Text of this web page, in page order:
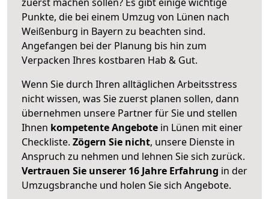
Punkte, die bei einem Umzug von Lünen nach
Weißenburg in Bayern zu beachten sind.
Angefangen bei der Planung bis hin zum
Verpacken Ihres kostbaren Hab & Gut.
Wenn Sie durch Ihren alltäglichen Arbeitsstress
nicht wissen, was Sie zuerst planen sollen, dann
übernehmen unsere Partner für Sie und stellen
Ihnen kompetente Angebote in Lünen mit einer
Checkliste. Zögern Sie nicht, unsere Dienste in
Anspruch zu nehmen und lehnen Sie sich zurück.
Vertrauen Sie unserer 16 Jahre Erfahrung in der
Umzugsbranche und holen Sie sich Angebote.